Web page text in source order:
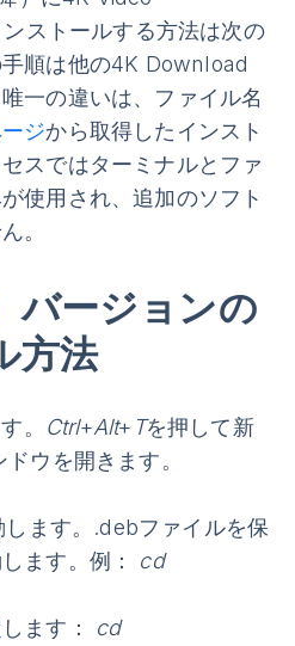
ストールする方法は次の
順は他の4K Download
一の違いは、ファイル名
ジから取得したインスト
スではターミナルとファ
使用され、追加のソフト
。
バージョンの
方法
。 Ctrl+Alt+ Tを押して新
ウを開きます。
します。.debファイルを保
ます。例： cd
ます： cd